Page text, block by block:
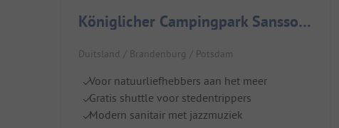
Königlicher Campingpark Sanssouci
Duitsland / Brandenburg / Potsdam
Voor natuurliefhebbers aan het meer
Gratis shuttle voor stedentrippers
Modern sanitair met jazzmuziek